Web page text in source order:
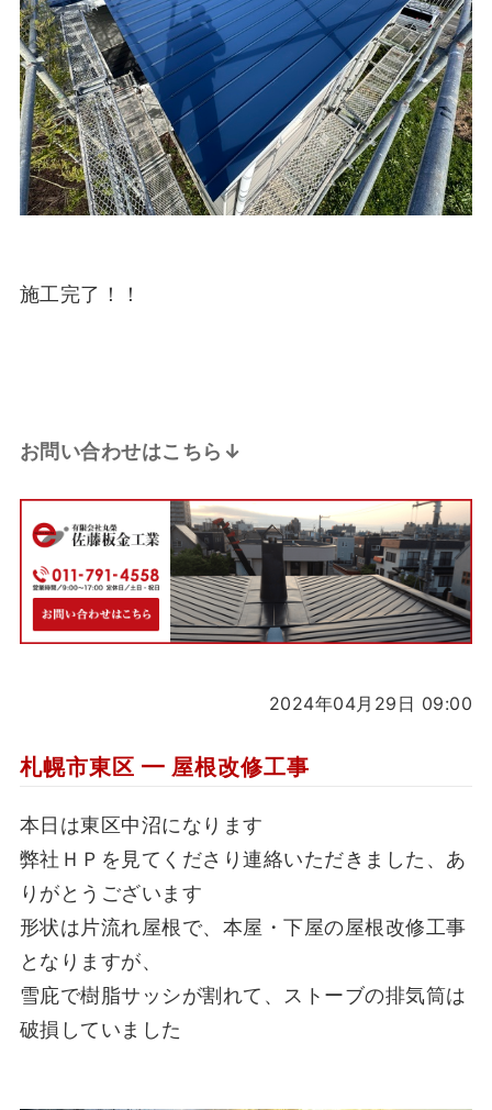
施工完了！！
お問い合わせはこちら↓
2024年04月29日 09:00
札幌市東区 ━ 屋根改修工事
本日は東区中沼になります
弊社ＨＰを見てくださり連絡いただきました、あ
りがとうございます
形状は片流れ屋根で、本屋・下屋の屋根改修工事
となりますが、
雪庇で樹脂サッシが割れて、ストーブの排気筒は
破損していました